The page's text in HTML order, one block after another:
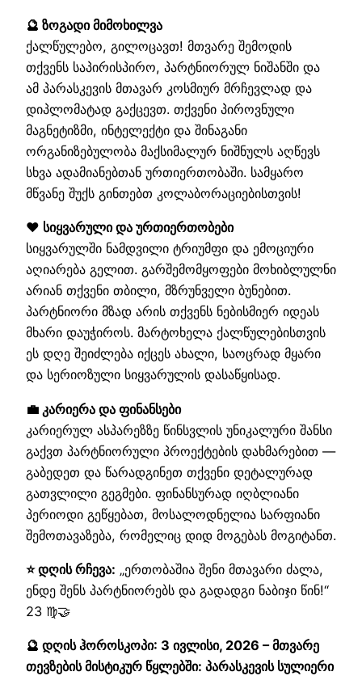
🔮 ზოგადი მიმოხილვა
ქალწულებო, გილოცავთ! მთვარე შემოდის
თქვენს საპირისპირო, პარტნიორულ ნიშანში და
ამ პარასკევის მთავარ კოსმიურ მრჩევლად და
დიპლომატად გაქცევთ. თქვენი პიროვნული
მაგნეტიზმი, ინტელექტი და შინაგანი
ორგანიზებულობა მაქსიმალურ ნიშნულს აღწევს
სხვა ადამიანებთან ურთიერთობაში. სამყარო
მწვანე შუქს გინთებთ კოლაბორაციებისთვის!
❤️ სიყვარული და ურთიერთობები
სიყვარულში ნამდვილი ტრიუმფი და ემოციური
აღიარება გელით. გარშემომყოფები მოხიბლულნი
არიან თქვენი თბილი, მზრუნველი ბუნებით.
პარტნიორი მზად არის თქვენს ნებისმიერ იდეას
მხარი დაუჭიროს. მარტოხელა ქალწულებისთვის
ეს დღე შეიძლება იქცეს ახალი, საოცრად მყარი
და სერიოზული სიყვარულის დასაწყისად.
💼 კარიერა და ფინანსები
კარიერულ ასპარეზზე წინსვლის უნიკალური შანსი
გაქვთ პარტნიორული პროექტების დახმარებით —
გაბედეთ და წარადგინეთ თქვენი დეტალურად
გათვლილი გეგმები. ფინანსურად იღბლიანი
პერიოდი გეწყებათ, მოსალოდნელია სარფიანი
შემოთავაზება, რომელიც დიდ მოგებას მოგიტანთ.
⭐ დღის რჩევა: „ერთობაშია შენი მთავარი ძალა,
ენდე შენს პარტნიორებს და გადადგი ნაბიჯი წინ!“
23 ♍🤝
🔮 დღის ჰოროსკოპი: 3 ივლისი, 2026 – მთვარე
თევზების მისტიკურ წყლებში: პარასკევის სულიერი